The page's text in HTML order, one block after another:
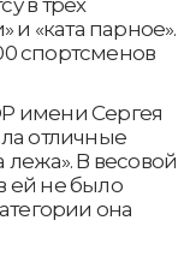
в трех
и «ката парное».
спортсменов
имени Сергея
отличные
лежа». В весовой
ей не было
она